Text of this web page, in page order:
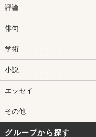
評論
俳句
学術
小説
エッセイ
その他
グループから探す